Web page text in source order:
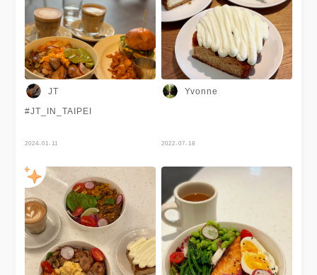
JT
#JT_IN_TAIPEI
2024-01-11
Yvonne
2022-07-18